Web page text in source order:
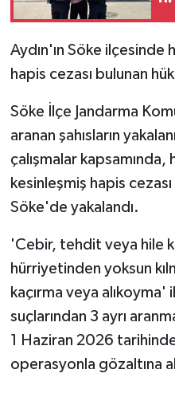
Aydın'ın Söke ilçesinde
hapis cezası bulunan
Söke İlçe Jandarma
aranan şahısların
çalışmalar kapsamında,
kesinleşmiş hapis
Söke'de yakalandı.
'Cebir, tehdit veya hile
hürriyetinden yoksun
kaçırma veya
suçlarından 3 ayrı
1 Haziran 2026
operasyonla gözaltına